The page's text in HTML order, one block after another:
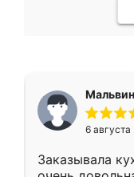
6 августа
Заказывала